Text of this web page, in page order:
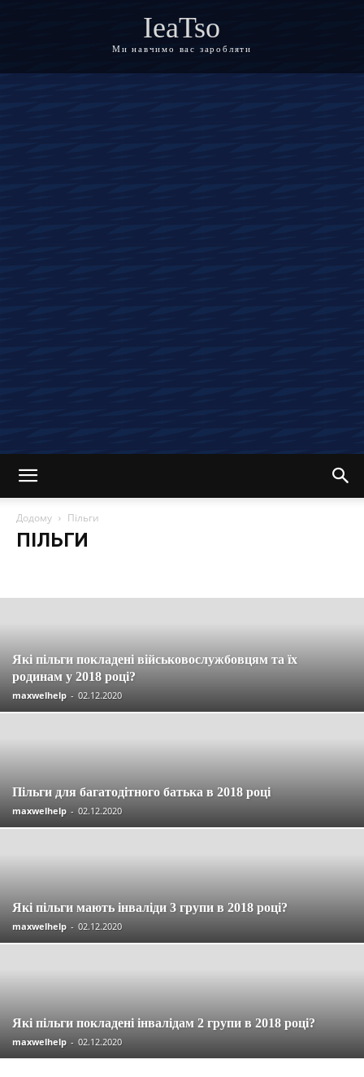
IeaTso
Ми навчимо вас заробляти
Додому Пільги
ПІЛЬГИ
Які пільги покладені військовослужбовцям та їх
родинам у 2018 році?
maxwelhelp - 02.12.2020
Пільги для багатодітного батька в 2018 році
maxwelhelp - 02.12.2020
Які пільги мають інваліди 3 групи в 2018 році?
maxwelhelp - 02.12.2020
Які пільги покладені інвалідам 2 групи в 2018 році?
maxwelhelp - 02.12.2020